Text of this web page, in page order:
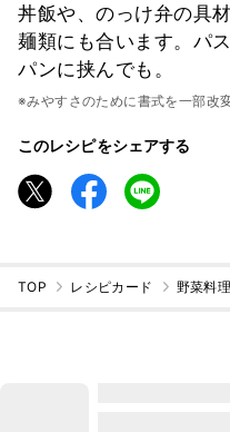
丼飯や、のっけ弁の具材
麺類にも合います。パ
パンに挟んでも。
※みやすさのために書式を一部改
このレシピをシェアする
TOP レシピカード 野菜料理